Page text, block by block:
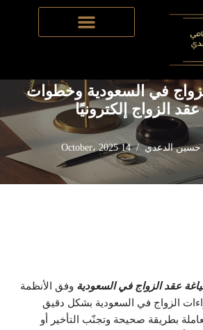
شخصية
صياغة عقد الزواج في السعودية
توثيق عقد الزواج إلكترونيًا
في السعودية وخطوات
الزواج إلكترونيًا
حسين الدعدي 14 October، 2025
عقد الزواج في السعودية وفق الأنظمة
الزواج في السعودية بشكل دقيق
بطريقة صحيحة وتجنّب التأخير أو